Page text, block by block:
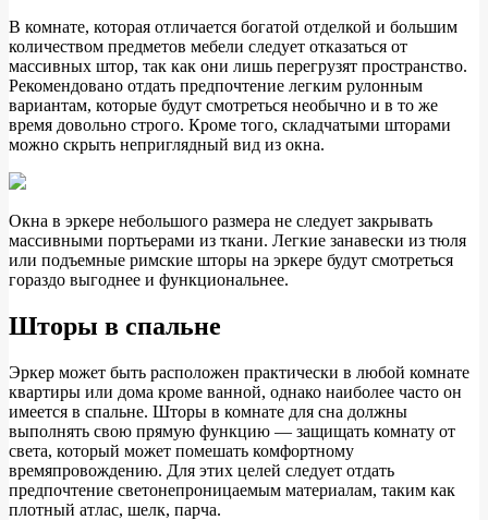
В комнате, которая отличается богатой отделкой и большим
количеством предметов мебели следует отказаться от
массивных штор, так как они лишь перегрузят пространство.
Рекомендовано отдать предпочтение легким рулонным
вариантам, которые будут смотреться необычно и в то же
время довольно строго. Кроме того, складчатыми шторами
можно скрыть неприглядный вид из окна.
Окна в эркере небольшого размера не следует закрывать
массивными портьерами из ткани. Легкие занавески из тюля
или подъемные римские шторы на эркере будут смотреться
гораздо выгоднее и функциональнее.
Шторы в спальне
Эркер может быть расположен практически в любой комнате
квартиры или дома кроме ванной, однако наиболее часто он
имеется в спальне. Шторы в комнате для сна должны
выполнять свою прямую функцию — защищать комнату от
света, который может помешать комфортному
времяпровождению. Для этих целей следует отдать
предпочтение светонепроницаемым материалам, таким как
плотный атлас, шелк, парча.